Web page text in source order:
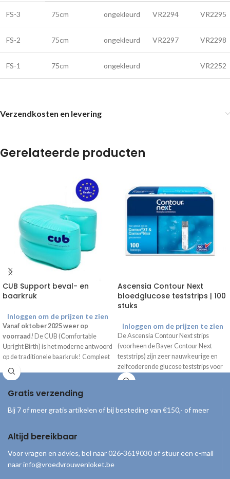
FS-3 75cm ongekleurd VR2294 VR2295
FS-2 75cm ongekleurd VR2297 VR2298
FS-1 75cm ongekleurd VR2252
Verzendkosten en levering
Gerelateerde producten
CUB Support beval- en
baarkruk
Inloggen om de prijzen te zien
Vanaf oktober 2025 weer op
voorraad! De CUB (Comfortable
Upright Birth) is het moderne antwoord
op de traditionele baarkruk! Compleet
geleverd inclusief draagtas, handpomp
en gebruiksaanwijzing.
Ascensia Contour Next
bloedglucose teststrips | 100
stuks
Inloggen om de prijzen te zien
De Ascensia Contour Next strips
(voorheen de Bayer Contour Next
teststrips) zijn zeer nauwkeurige en
zelfcoderende glucose teststrips voor
het meten van de hoeveelheid glucose
meteren Contour Next One
Gratis verzending
Bij 7 of meer gratis artikelen of bij besteding van €150,- of meer
Altijd bereikbaar
Voor vragen en advies, bel naar 026-3619030 of stuur een e-mail
naar info@vroedvrouwenloket.be